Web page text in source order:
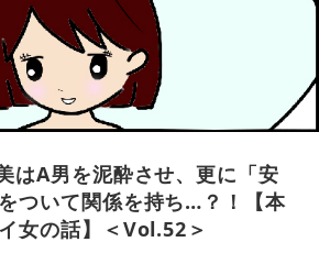
はA男を泥酔させ、更に「安
ついて関係を持ち…？！【本
女の話】＜Vol.52＞